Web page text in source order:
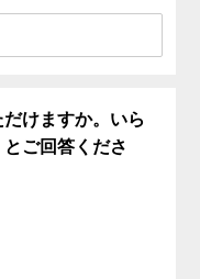
けますか。いら
ご回答くださ